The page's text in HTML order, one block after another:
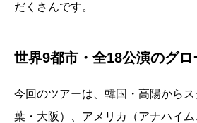
だくさんです。
世界9都市・全18公演のグロ
今回のツアーは、韓国・高陽から
葉・大阪）、アメリカ（アナハイム